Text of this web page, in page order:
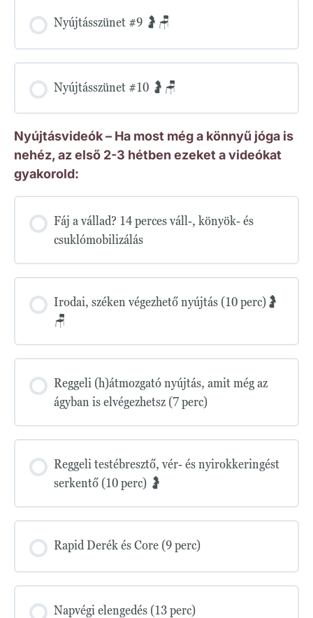
Nyújtásszünet #9 🤰🪑
Nyújtásszünet #10 🤰🪑
Nyújtásvideók – Ha most még a könnyű jóga is
nehéz, az első 2-3 hétben ezeket a videókat
gyakorold:
Fáj a vállad? 14 perces váll-, könyök- és
csuklómobilizálás
Irodai, széken végezhető nyújtás (10 perc)🤰
🪑
Reggeli (h)átmozgató nyújtás, amit még az
ágyban is elvégezhetsz (7 perc)
Reggeli testébresztő, vér- és nyirokkeringést
serkentő (10 perc) 🤰
Rapid Derék és Core (9 perc)
Napvégi elengedés (13 perc)